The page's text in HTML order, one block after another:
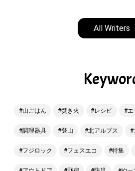
All Writers
山ごはん 焚き火 レシピ エ
調理器具 登山 北アルプス
フジロック フェスエコ 特集